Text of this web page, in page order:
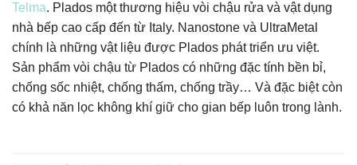
Telma. Plados một thương hiệu vòi chậu rửa và vật dụng
nhà bếp cao cấp đến từ Italy. Nanostone và UltraMetal
chính là những vật liệu được Plados phát triển ưu việt.
Sản phẩm vòi chậu từ Plados có những đặc tính bền bỉ,
chống sốc nhiệt, chống thấm, chống trầy… Và đặc biệt còn
có khả năn lọc không khí giữ cho gian bếp luôn trong lành.